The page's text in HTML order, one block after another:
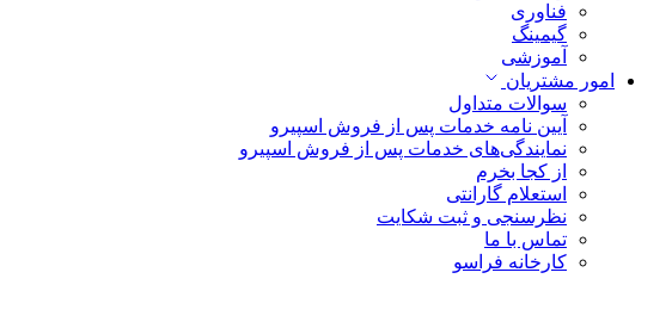
فناوری
گیمینگ
آموزشی
امور مشتریان
سوالات متداول
آیین نامه خدمات پس از فروش اسپیرو
نمایندگی‌های خدمات پس از فروش اسپیرو
از کجا بخرم
استعلام گارانتی
نظرسنجی و ثبت شکایت
تماس با ما
کارخانه فراسو